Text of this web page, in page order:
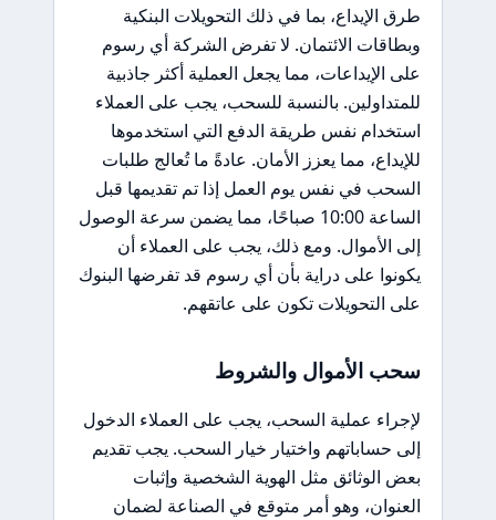
طرق الإيداع، بما في ذلك التحويلات البنكية
وبطاقات الائتمان. لا تفرض الشركة أي رسوم
على الإيداعات، مما يجعل العملية أكثر جاذبية
للمتداولين. بالنسبة للسحب، يجب على العملاء
استخدام نفس طريقة الدفع التي استخدموها
للإيداع، مما يعزز الأمان. عادةً ما تُعالج طلبات
السحب في نفس يوم العمل إذا تم تقديمها قبل
الساعة 10:00 صباحًا، مما يضمن سرعة الوصول
إلى الأموال. ومع ذلك، يجب على العملاء أن
يكونوا على دراية بأن أي رسوم قد تفرضها البنوك
على التحويلات تكون على عاتقهم.
سحب الأموال والشروط
لإجراء عملية السحب، يجب على العملاء الدخول
إلى حساباتهم واختيار خيار السحب. يجب تقديم
بعض الوثائق مثل الهوية الشخصية وإثبات
العنوان، وهو أمر متوقع في الصناعة لضمان